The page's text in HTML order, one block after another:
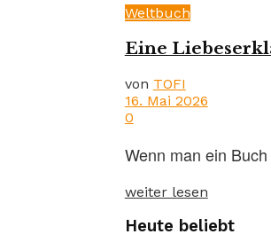
Weltbuch
Eine
von TOFI
16. Mai 2026
0
Wenn man ein
weiter lesen
Heute beliebt